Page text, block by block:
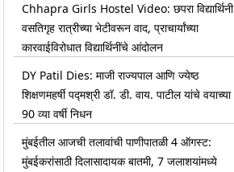
Chhapra Girls Hostel Video: छपरा विद्यार्थिनी
वसतिगृह रात्रीच्या भेटीवरून वाद, प्राचार्यांच्या
कारवाईविरोधात विद्यार्थिनींचे आंदोलन
DY Patil Dies: माजी राज्यपाल आणि ज्येष्ठ
शिक्षणमहर्षी पद्मश्री डॉ. डी. वाय. पाटील यांचे वयाच्या
90 व्या वर्षी निधन
मुंबईतील आजची तलावांची पाणीपातळी 4 ऑगस्ट:
मुंबईकरांसाठी दिलासादायक बातमी, 7 जलाशयांमध्ये